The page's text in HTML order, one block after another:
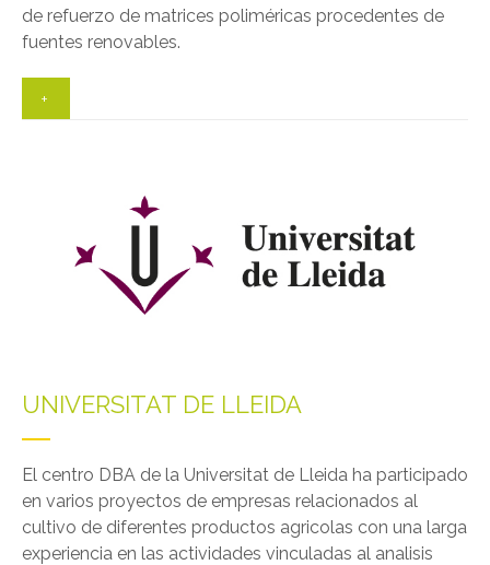
de refuerzo de matrices poliméricas procedentes de
fuentes renovables.
+
UNIVERSITAT DE LLEIDA
El centro DBA de la Universitat de Lleida ha participado
en varios proyectos de empresas relacionados al
cultivo de diferentes productos agricolas con una larga
experiencia en las actividades vinculadas al analisis